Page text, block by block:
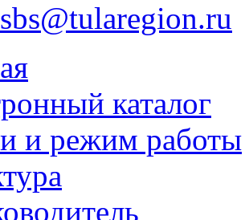
каталог
и режим работы